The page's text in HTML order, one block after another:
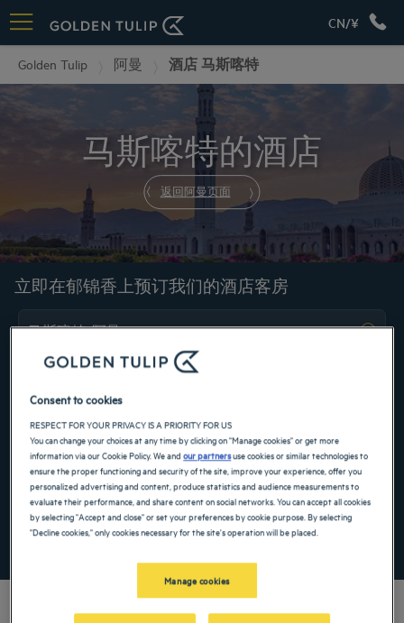
CN/¥
Golden Tulip 阿曼 酒店 马斯喀特
马斯喀特的酒店
返回阿曼页面
立即在郁锦香上预订我们的酒店客房
寻找酒店
添加特惠代码
Consent to cookies
RESPECT FOR YOUR PRIVACY IS A PRIORITY FOR US
You can change your choices at any time by clicking on "Manage cookies" or get more
information via our Cookie Policy. We andour partnersuse cookies or similar technologies to
ensure the proper functioning and security of the site, improve your experience, offer you
personalized advertising and content, produce statistics and audience measurements to
evaluate their performance, and share content on social networks. You can accept all cookies
by selecting "Accept and close" or set your preferences by cookie purpose. By selecting
"Decline cookies," only cookies necessary for the site's operation will be placed.
Manage cookies